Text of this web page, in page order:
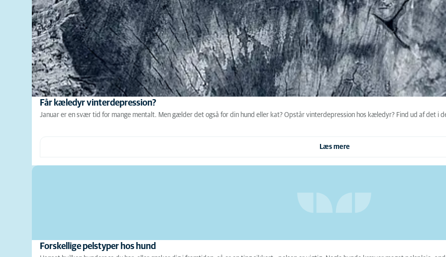
Får kæledyr vinterdepression?
Januar er en svær tid for mange mentalt. Men gælder det også for din hund eller kat? Opstår vinterdepression hos kæledyr? Find ud af det i
Læs mere
Forskellige pelstyper hos hund